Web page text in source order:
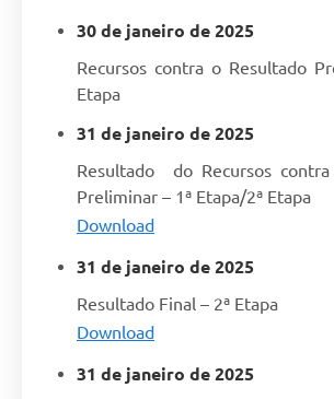
30 de janeiro de 2025
Recursos contra o Resultado
Etapa
31 de janeiro de 2025
Resultado do Recursos
Preliminar – 1ª Etapa/2ª Etapa
Download
31 de janeiro de 2025
Resultado Final – 2ª Etapa
Download
31 de janeiro de 2025